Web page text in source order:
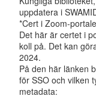
uppdatera i
*Cert i Zoom-
Det här är certet i
koll på. Det kan
2024.
På den här länken
för SSO och vilken